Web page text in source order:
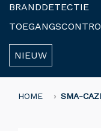
BRANDDETECTIE
NIEUW
HOME SMA-